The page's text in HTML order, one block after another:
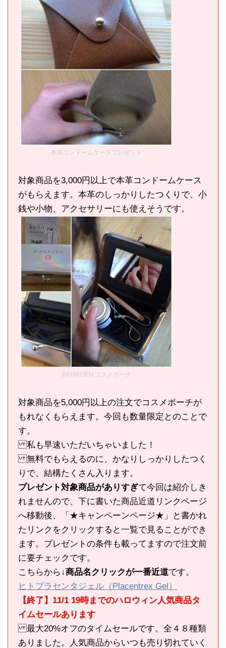
本革コンドームケースプレゼント
対象商品を3,000円以上で本革コンドームケース
がもらえます。本革のしっかりしたつくりで、小
銭や小物、アクセサリーにも使えそうです。
BIHAKUEN コスメポーチ
対象商品を5,000円以上の注文でコスメポーチが
もれなくもらえます。今回も数量限定とのことで
す。
私も早速いただいちゃいました！
無料でもらえるのに、かなりしっかりしたつく
りで、結構たくさん入ります。
プレゼント対象商品がありすぎて今回は紹介しき
れませんので、下に書いた商品近道リンクページ
へ移動後、「★キャンペーンページ★」と書かれ
たリンクをクリックすると一覧で見ることができ
ます。プレゼントの条件も載ってますので注文前
に要チェックです。
こちらから ↓商品名クリックが一番近道です。
ヒトプラセンタジェル（Placentrex Gel）
【終了】11/1 19時までのハロウィン人気商品タ
イムセールあります
最大20%オフのタイムセールです。全４８種類
ありました。人気商品からいつも売り切れていく